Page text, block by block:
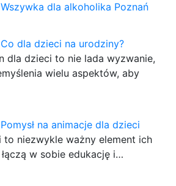
Wszywka dla alkoholika Poznań
Co dla dzieci na urodziny?
dla dzieci to nie lada wyzwanie,
wielu aspektów, aby
Pomysł na animacje dla dzieci
to niezwykle ważny element ich
w sobie edukację i…